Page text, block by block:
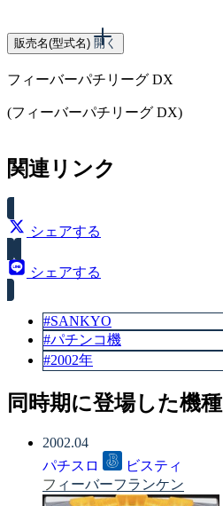
スペック
大当り確率（1/315.5）
販売名(型式名) 開く
フィーバーパチリーグ DX
(フィーバーパチリーグ DX)
スペック
大当り確率（1/216.5）
関連リンク
シェアする
シェアする
#SANKYO
#パチンコ機
#2002年
同時期に登場した機種
2002.04
パチスロ
ビスティ
フィーバーフランケン